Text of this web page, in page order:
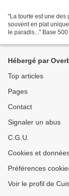
"La tourte est une des
souvent en plat
le paradis..." Base
Hébergé par
Top articles
Pages
Contact
Signaler un abus
C.G.U.
Cookies et
Préférences
Voir le profil de